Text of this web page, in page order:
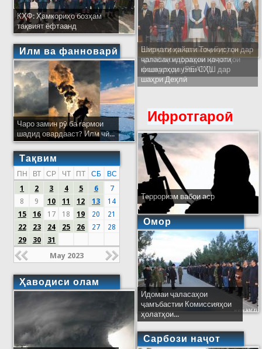
КҲФ: Ҳамкориҳо бозҳам
тақвият ёфтаанд
Илм ва фанноварӣ
Чаро замин рӯ ба гармои
шадид овардааст? Илм чӣ...
Тақвим
ПН ВТ СР ЧТ ПТ СБ
ВС
1
2 3 4 5 6
7
8
9 10 11 12 13
14
15
16 17 18 19 20
21
22
23 24 25 26 27
28
29
30 31
May 2023
Ҳаводиси олам
Ширкати ҳайати Тоҷикистон дар
ҷаласаи идораҳои наҷоти
кишварҳои узви СҲШ дар
шаҳри Деҳлӣ
Ифротгароӣ
Терроризм вабои аср
Омор
Идомаи ҷаласаҳои
ҷамъбастии Комиссияҳои
ҳолатҳои...
Сарбози наҷот